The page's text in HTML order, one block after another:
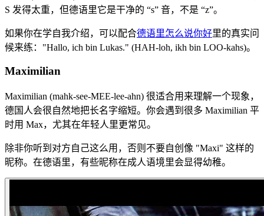
S 发得太重，但德语里它是干净的 “s” 音，不是 “z”。
如果你在学自我介绍，可以配合德语里怎么说你好里的真实问
候来练："Hallo, ich bin Lukas." (HAH-loh, ikh bin LOO-kahs)。
Maximilian
Maximilian (mahk-see-MEE-lee-ahn) 很适合用来理解一个现象，
德国人会很自然地把长名字缩短。你会遇到很多 Maximilian 平
时用 Max，尤其在年轻人里更常见。
除非你听到对方自己这么用，否则不要自创像 "Maxi" 这样的
昵称。在德语里，有些昵称在成人语境里会显得幼稚。